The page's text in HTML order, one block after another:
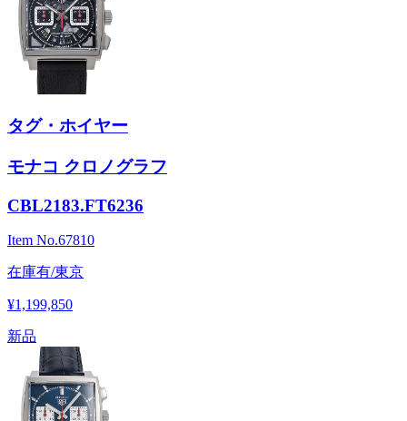
タグ・ホイヤー
モナコ クロノグラフ
CBL2183.FT6236
Item No.67810
在庫有/東京
¥1,199,850
新品